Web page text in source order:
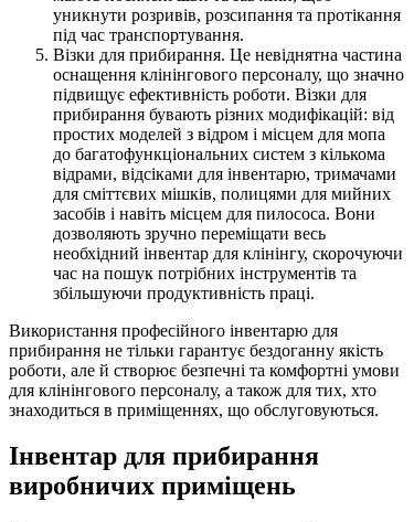
уникнути розривів, розсипання та протікання
під час транспортування.
Візки для прибирання. Це невіднятна частина
оснащення клінінгового персоналу, що значно
підвищує ефективність роботи. Візки для
прибирання бувають різних модифікацій: від
простих моделей з відром і місцем для мопа
до багатофункціональних систем з кількома
відрами, відсіками для інвентарю, тримачами
для сміттєвих мішків, полицями для мийних
засобів і навіть місцем для пилососа. Вони
дозволяють зручно переміщати весь
необхідний інвентар для клінінгу, скорочуючи
час на пошук потрібних інструментів та
збільшуючи продуктивність праці.
Використання професійного інвентарю для
прибирання не тільки гарантує бездоганну якість
роботи, але й створює безпечні та комфортні умови
для клінінгового персоналу, а також для тих, хто
знаходиться в приміщеннях, що обслуговуються.
Інвентар для прибирання
виробничих приміщень